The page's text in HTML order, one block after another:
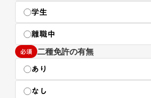
学生
離職中
必須 二種免許の有無
あり
なし